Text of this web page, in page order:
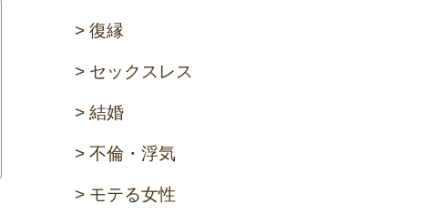
復縁
セックスレス
結婚
不倫・浮気
モテる女性